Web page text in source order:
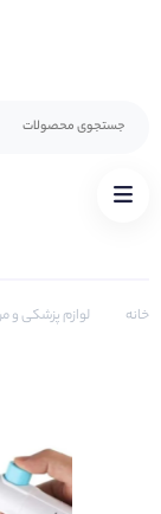
خانه لوازم پزشکی و